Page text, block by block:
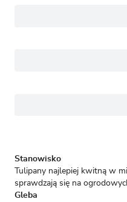
Stanowisko
Tulipany najlepiej kwitną w
sprawdzają się na
Gleba